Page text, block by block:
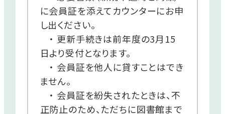
に会員証を添えてカウンターにお申
し出ください。
・ 更新手続きは前年度の3月15
日より受付となります。
・ 会員証を他人に貸すことはでき
ません。
・ 会員証を紛失されたときは、不
正防止のため、ただちに図書館まで